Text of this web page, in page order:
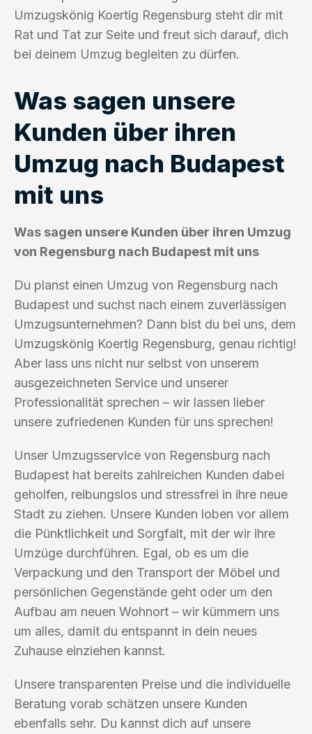
Umzugskönig Koertig Regensburg steht dir mit
Rat und Tat zur Seite und freut sich darauf, dich
bei deinem Umzug begleiten zu dürfen.
Was sagen unsere
Kunden über ihren
Umzug nach Budapest
mit uns
Was sagen unsere Kunden über ihren Umzug
von Regensburg nach Budapest mit uns
Du planst einen Umzug von Regensburg nach
Budapest und suchst nach einem zuverlässigen
Umzugsunternehmen? Dann bist du bei uns, dem
Umzugskönig Koertig Regensburg, genau richtig!
Aber lass uns nicht nur selbst von unserem
ausgezeichneten Service und unserer
Professionalität sprechen – wir lassen lieber
unsere zufriedenen Kunden für uns sprechen!
Unser Umzugsservice von Regensburg nach
Budapest hat bereits zahlreichen Kunden dabei
geholfen, reibungslos und stressfrei in ihre neue
Stadt zu ziehen. Unsere Kunden loben vor allem
die Pünktlichkeit und Sorgfalt, mit der wir ihre
Umzüge durchführen. Egal, ob es um die
Verpackung und den Transport der Möbel und
persönlichen Gegenstände geht oder um den
Aufbau am neuen Wohnort – wir kümmern uns
um alles, damit du entspannt in dein neues
Zuhause einziehen kannst.
Unsere transparenten Preise und die individuelle
Beratung vorab schätzen unsere Kunden
ebenfalls sehr. Du kannst dich auf unsere